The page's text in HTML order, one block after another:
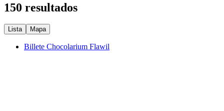
150 resultados
Lista Mapa
Billete Chocolarium Flawil